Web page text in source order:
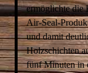
ermöglichte die
Air-Seal-
und damit
Holzschichten
fünf Minuten in